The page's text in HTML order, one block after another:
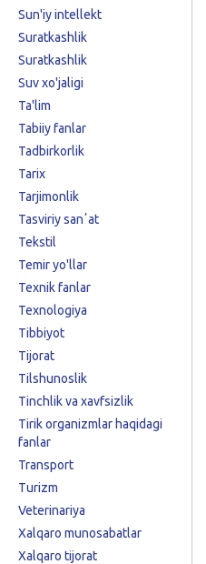
Sun'iy intellekt
Suratkashlik
Suratkashlik
Suv xo'jaligi
Ta'lim
Tabiiy fanlar
Tadbirkorlik
Tarix
Tarjimonlik
Tasviriy sanʼat
Tekstil
Temir yo'llar
Texnik fanlar
Texnologiya
Tibbiyot
Tijorat
Tilshunoslik
Tinchlik va xavfsizlik
Tirik organizmlar haqidagi
fanlar
Transport
Turizm
Veterinariya
Xalqaro munosabatlar
Xalqaro tijorat